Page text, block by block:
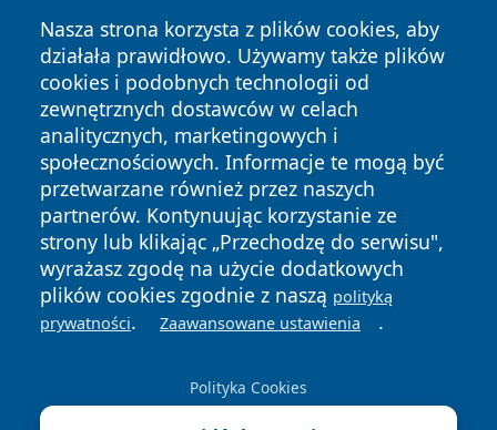
Nasza strona korzysta z plików cookies, aby
działała prawidłowo. Używamy także plików
cookies i podobnych technologii od
zewnętrznych dostawców w celach
analitycznych, marketingowych i
społecznościowych. Informacje te mogą być
przetwarzane również przez naszych
partnerów. Kontynuując korzystanie ze
strony lub klikając „Przechodzę do serwisu",
wyrażasz zgodę na użycie dodatkowych
plików cookies zgodnie z naszą polityką
prywatności. Zaawansowane ustawienia .
Polityka Cookies
Copyright © 2026 24slupsk.pl Wszystkie prawa zastrzeżone.
News Autorzy
Polityka
Prywatności
Polityka
Cookies